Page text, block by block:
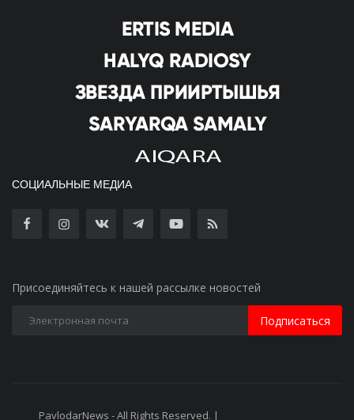
СОЦИАЛЬНЫЕ МЕДИА
Присоединяйтесь к нашей рассылке новостей
Подписаться
PavlodarNews - All Rights Reserved. |